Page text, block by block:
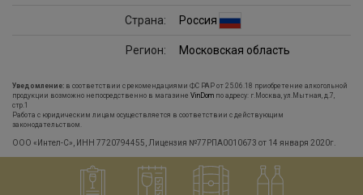
Страна: Россия
Регион: Московская область
Уведомление: в соответствии с рекомендациями ФС РАР от 25.06.18 приобретение алкогольной
продукции возможно непосредственно в магазине VinDom по адресу: г.Москва, ул.Мытная, д.7,
стр.1
Работа с юридическим лицам осуществляется в соответствии с действующим
законодательством.
ООО «Интел-С», ИНН 7720794455, Лицензия №77РПА0010673 от 14 января 2020г.